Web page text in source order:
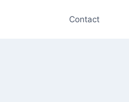
Contact